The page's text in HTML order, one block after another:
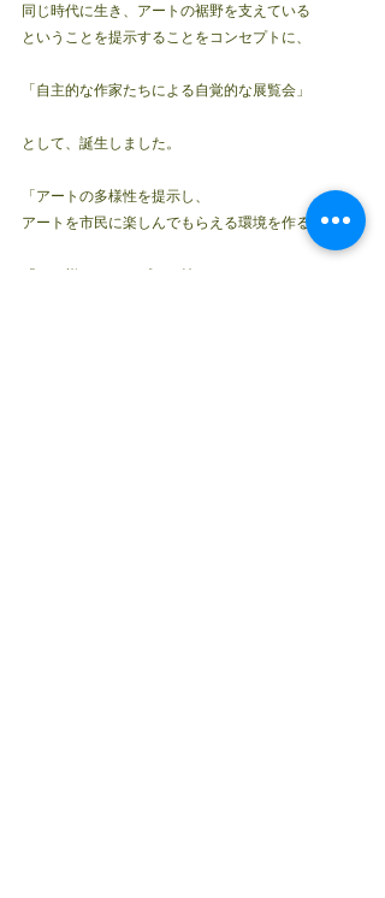
同じ時代に生き、アートの裾野を支えている
ということを提示することをコンセプトに、
「自主的な作家たちによる自覚的な展覧会」
として、誕生しました。
「アートの多様性を提示し、
アートを市民に楽しんでもらえる環境を作る。」